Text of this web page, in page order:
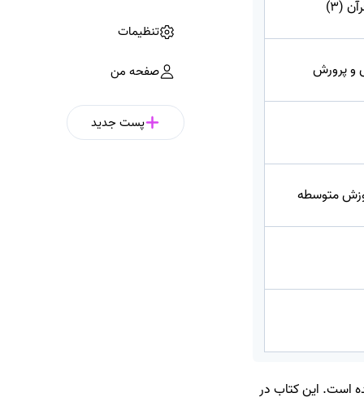
(3)
و پرورش
متوسطه
آموزش و پرورش برای سال تحصیلی 1403 - 1404 ارائه شده است. این کتاب در
پست جدید
تنظیمات
صفحه من